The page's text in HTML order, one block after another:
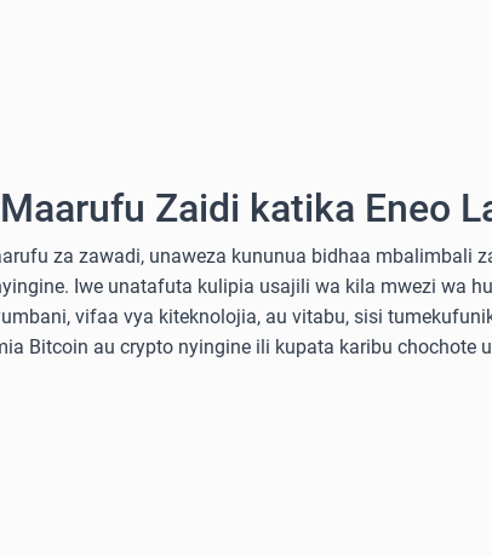
Zaidi katika Eneo
za zawadi, unaweza kununua bidhaa mbalimbali
Iwe unatafuta kulipia usajili wa kila mwezi wa
vifaa vya kiteknolojia, au vitabu, sisi
Bitcoin au crypto nyingine ili kupata karibu chochote